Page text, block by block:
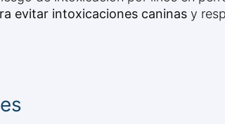
evitar intoxicaciones caninas y